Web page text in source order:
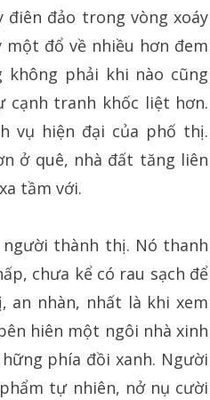
điên đảo trong vòng xoáy
đổ về nhiều hơn đem
phải khi nào cũng
cạnh tranh khốc liệt hơn.
vụ hiện đại của phố thị.
ở quê, nhà đất tăng liên
tầm với.
thành thị. Nó thanh
chưa kể có rau sạch để
an nhàn, nhất là khi xem
hiên một ngôi nhà xinh
phía đồi xanh. Người
tự nhiên, nở nụ cười